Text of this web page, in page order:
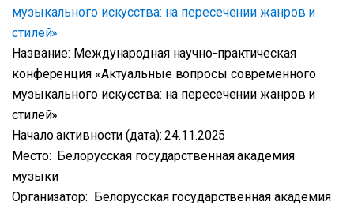
музыкального искусства: на пересечении жанров и
стилей»
Название: Международная научно-практическая
конференция «Актуальные вопросы современного
музыкального искусства: на пересечении жанров и
стилей»
Начало активности (дата): 24.11.2025
Место: Белорусская государственная академия
музыки
Организатор: Белорусская государственная академия